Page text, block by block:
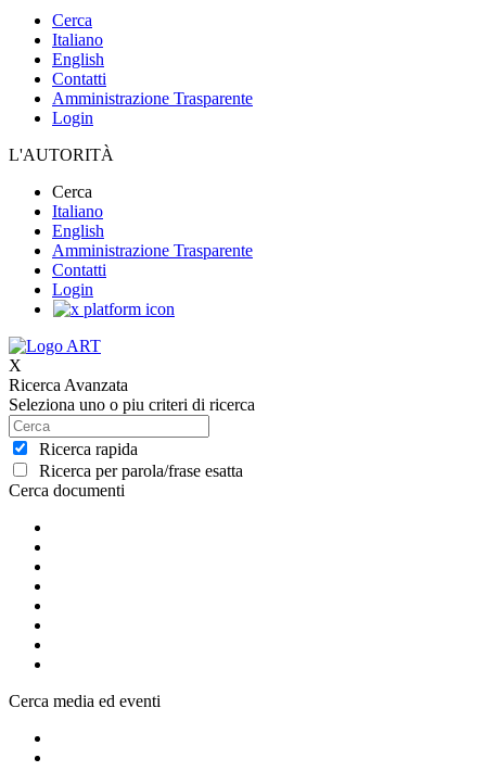
Cerca
Italiano
English
Contatti
Amministrazione Trasparente
Login
L'AUTORITÀ
Cerca
Italiano
English
Amministrazione Trasparente
Contatti
Login
X
Ricerca Avanzata
Seleziona uno o piu criteri di ricerca
Ricerca rapida
Ricerca per parola/frase esatta
Cerca documenti
Cerca media ed eventi